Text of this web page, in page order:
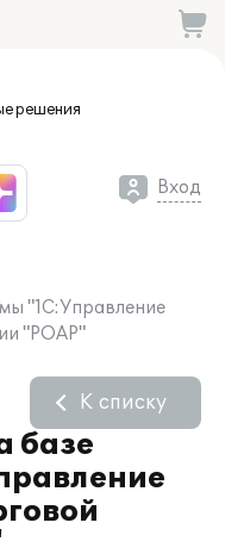
решения
Вход
"1С:Управление
"РОАР"
базе
К списку